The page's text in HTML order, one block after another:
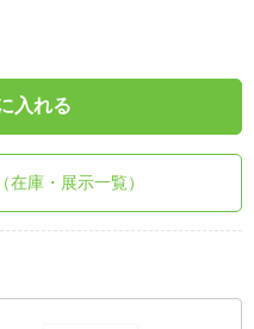
入れる
在庫・展示一覧）